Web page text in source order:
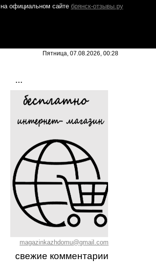
на официальном сайте брянск-отзывы.ру
Пятница, 07.08.2026, 00:28
...
magazinkazhdomu@gmail.com
свежие комментарии